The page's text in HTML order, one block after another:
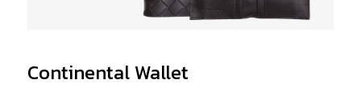
Continental Wallet